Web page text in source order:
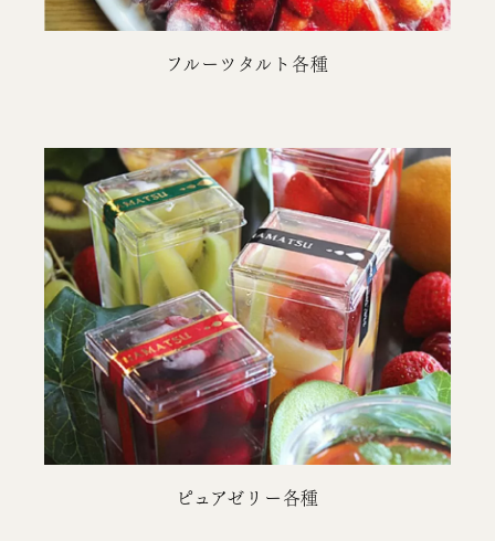
フルーツタルト各種
ピュアゼリー各種